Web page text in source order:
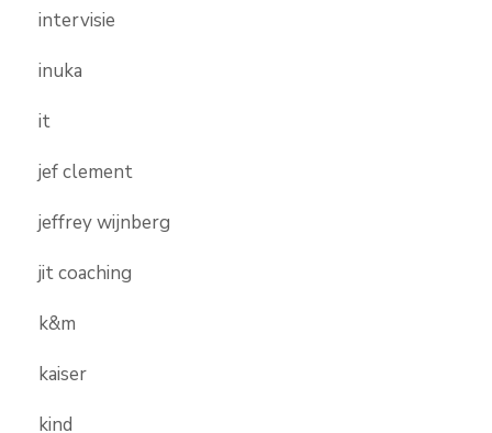
intervisie
inuka
it
jef clement
jeffrey wijnberg
jit coaching
k&m
kaiser
kind